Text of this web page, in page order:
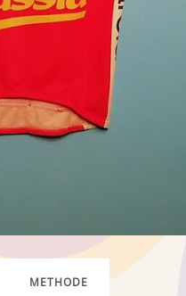
METHODE